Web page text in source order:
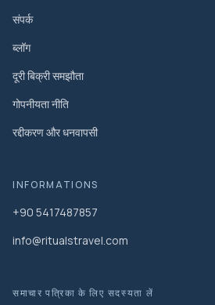
संपर्क
ब्लॉग
दूरी बिक्री समझौता
गोपनीयता नीति
रद्दीकरण और धनवापसी
INFORMATIONS
+90 5417487857
info@ritualstravel.com
समाचार पत्रिका के लिए सदस्यता लें